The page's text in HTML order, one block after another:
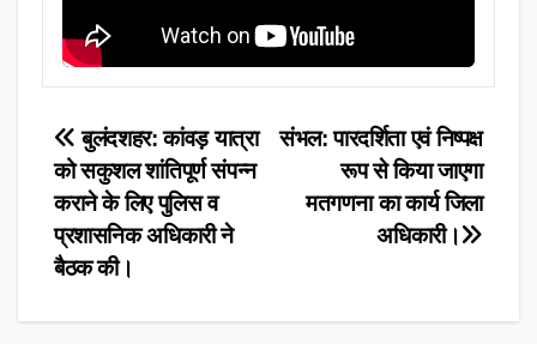
Post
navigation
संभल: पारदर्शिता एवं निष्पक्ष
रूप से किया जाएगा
मतगणना का कार्य जिला
अधिकारी।
बुलंदशहर: कांवड़ यात्रा
को सकुशल शांतिपूर्ण संपन्न
कराने के लिए पुलिस व
प्रशासनिक अधिकारी ने
बैठक की।